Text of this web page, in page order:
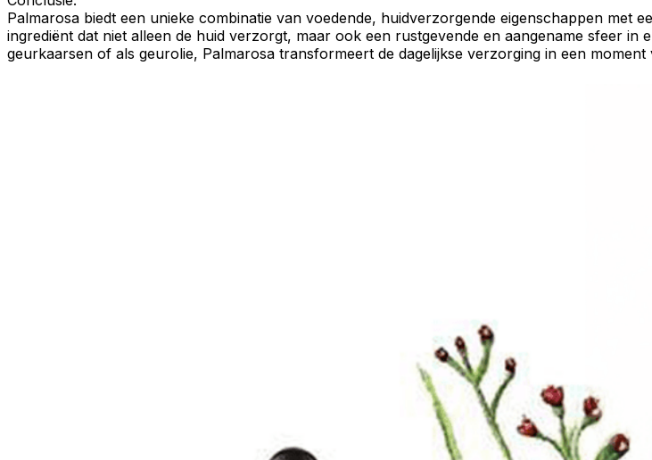
Palmarosa biedt een unieke combinatie van voedende, huidverzorgende eigenschappen met
ingrediënt dat niet alleen de huid verzorgt, maar ook een rustgevende en aangename sfeer in
geurkaarsen of als geurolie, Palmarosa transformeert de dagelijkse verzorging in een moment